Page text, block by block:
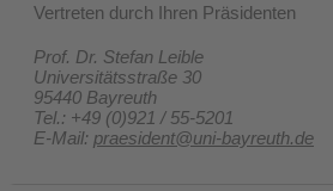
Vertreten durch Ihren Präsidenten
Prof. Dr. Stefan Leible
Universitätsstraße 30
95440 Bayreuth
Tel.: +49 (0)921 / 55-5201
E-Mail: praesident@uni-bayreuth.de